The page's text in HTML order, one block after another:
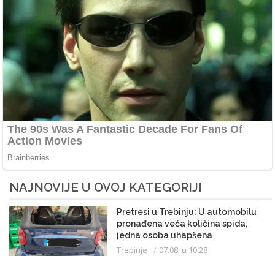
NAJNOVIJE U OVOJ KATEGORIJI
Pretresi u Trebinju: U automobilu
pronađena veća količina spida,
jedna osoba uhapšena
Trebinje 07.08. u 10:28